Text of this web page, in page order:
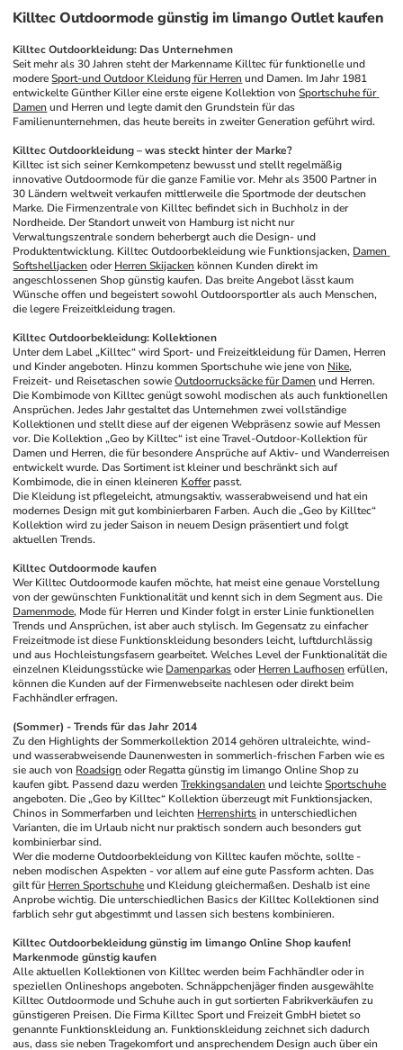
Killtec Outdoormode günstig im limango Outlet kaufen
Killtec Outdoorkleidung: Das Unternehmen
Seit mehr als 30 Jahren steht der Markenname Killtec für funktionelle und
modere Sport-und Outdoor Kleidung für Herren und Damen. Im Jahr 1981
entwickelte Günther Killer eine erste eigene Kollektion von Sportschuhe für
Damen und Herren und legte damit den Grundstein für das
Familienunternehmen, das heute bereits in zweiter Generation geführt wird.
Killtec Outdoorkleidung – was steckt hinter der Marke?
Killtec ist sich seiner Kernkompetenz bewusst und stellt regelmäßig
innovative Outdoormode für die ganze Familie vor. Mehr als 3500 Partner in
30 Ländern weltweit verkaufen mittlerweile die Sportmode der deutschen
Marke. Die Firmenzentrale von Killtec befindet sich in Buchholz in der
Nordheide. Der Standort unweit von Hamburg ist nicht nur
Verwaltungszentrale sondern beherbergt auch die Design- und
Produktentwicklung. Killtec Outdoorbekleidung wie Funktionsjacken, Damen
Softshelljacken oder Herren Skijacken können Kunden direkt im
angeschlossenen Shop günstig kaufen. Das breite Angebot lässt kaum
Wünsche offen und begeistert sowohl Outdoorsportler als auch Menschen,
die legere Freizeitkleidung tragen.
Killtec Outdoorbekleidung: Kollektionen
Unter dem Label „Killtec“ wird Sport- und Freizeitkleidung für Damen, Herren
und Kinder angeboten. Hinzu kommen Sportschuhe wie jene von Nike,
Freizeit- und Reisetaschen sowie Outdoorrucksäcke für Damen und Herren.
Die Kombimode von Killtec genügt sowohl modischen als auch funktionellen
Ansprüchen. Jedes Jahr gestaltet das Unternehmen zwei vollständige
Kollektionen und stellt diese auf der eigenen Webpräsenz sowie auf Messen
vor. Die Kollektion „Geo by Killtec“ ist eine Travel-Outdoor-Kollektion für
Damen und Herren, die für besondere Ansprüche auf Aktiv- und Wanderreisen
entwickelt wurde. Das Sortiment ist kleiner und beschränkt sich auf
Kombimode, die in einen kleineren Koffer passt.
Die Kleidung ist pflegeleicht, atmungsaktiv, wasserabweisend und hat ein
modernes Design mit gut kombinierbaren Farben. Auch die „Geo by Killtec“
Kollektion wird zu jeder Saison in neuem Design präsentiert und folgt
aktuellen Trends.
Killtec Outdoormode kaufen
Wer Killtec Outdoormode kaufen möchte, hat meist eine genaue Vorstellung
Damenmode, Mode für Herren und Kinder folgt in erster Linie funktionellen
Trends und Ansprüchen, ist aber auch stylisch. Im Gegensatz zu einfacher
Freizeitmode ist diese Funktionskleidung besonders leicht, luftdurchlässig
und aus Hochleistungsfasern gearbeitet. Welches Level der Funktionalität die
einzelnen Kleidungsstücke wie Damenparkas oder Herren Laufhosen erfüllen,
können die Kunden auf der Firmenwebseite nachlesen oder direkt beim
Fachhändler erfragen.
(Sommer) - Trends für das Jahr 2014
Zu den Highlights der Sommerkollektion 2014 gehören ultraleichte, wind-
und wasserabweisende Daunenwesten in sommerlich-frischen Farben wie es
sie auch von Roadsign oder Regatta günstig im limango Online Shop zu
kaufen gibt. Passend dazu werden Trekkingsandalen und leichte Sportschuhe
angeboten. Die „Geo by Killtec“ Kollektion überzeugt mit Funktionsjacken,
Chinos in Sommerfarben und leichten Herrenshirts in unterschiedlichen
Varianten, die im Urlaub nicht nur praktisch sondern auch besonders gut
kombinierbar sind.
Wer die moderne Outdoorbekleidung von Killtec kaufen möchte, sollte -
neben modischen Aspekten - vor allem auf eine gute Passform achten. Das
gilt für Herren Sportschuhe und Kleidung gleichermaßen. Deshalb ist eine
Anprobe wichtig. Die unterschiedlichen Basics der Killtec Kollektionen sind
farblich sehr gut abgestimmt und lassen sich bestens kombinieren.
Killtec Outdoorbekleidung günstig im limango Online Shop kaufen!
Markenmode günstig kaufen
Alle aktuellen Kollektionen von Killtec werden beim Fachhändler oder in
speziellen Onlineshops angeboten. Schnäppchenjäger finden ausgewählte
Killtec Outdoormode und Schuhe auch in gut sortierten Fabrikverkäufen zu
günstigeren Preisen. Die Firma Killtec Sport und Freizeit GmbH bietet so
genannte Funktionskleidung an. Funktionskleidung zeichnet sich dadurch
aus, dass sie neben Tragekomfort und ansprechendem Design auch über ein